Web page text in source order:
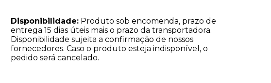
Disponibilidade: Produto sob encomenda, prazo de
entrega 15 dias úteis mais o prazo da transportadora.
Disponibilidade sujeita a confirmação de nossos
fornecedores. Caso o produto esteja indisponível, o
pedido será cancelado.